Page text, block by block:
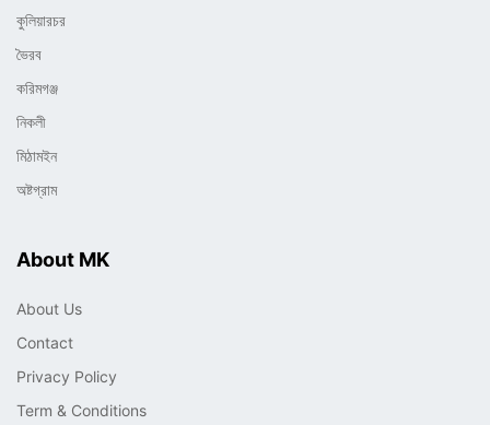
কুলিয়ারচর
ভৈরব
করিমগঞ্জ
নিকলী
মিঠামইন
অষ্টগ্রাম
About MK
About Us
Contact
Privacy Policy
Term & Conditions